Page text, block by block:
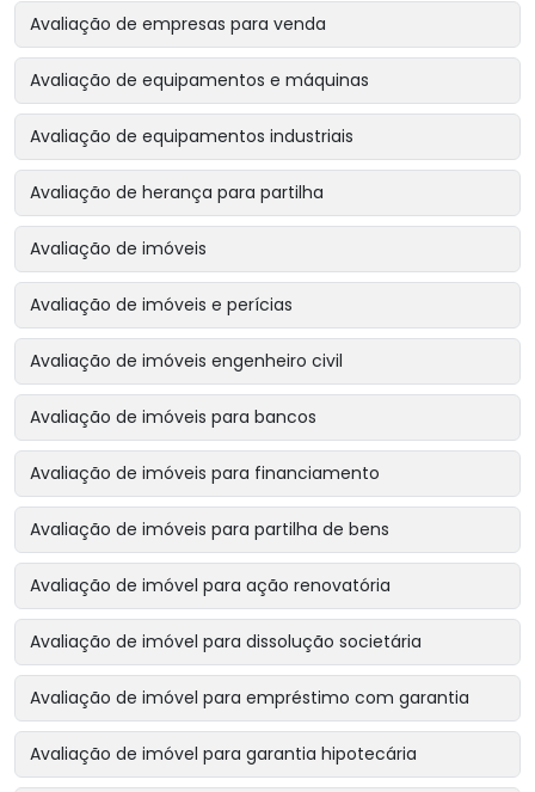
Avaliação de empresas para venda
Avaliação de equipamentos e máquinas
Avaliação de equipamentos industriais
Avaliação de herança para partilha
Avaliação de imóveis
Avaliação de imóveis e perícias
Avaliação de imóveis engenheiro civil
Avaliação de imóveis para bancos
Avaliação de imóveis para financiamento
Avaliação de imóveis para partilha de bens
Avaliação de imóvel para ação renovatória
Avaliação de imóvel para dissolução societária
Avaliação de imóvel para empréstimo com garantia
Avaliação de imóvel para garantia hipotecária